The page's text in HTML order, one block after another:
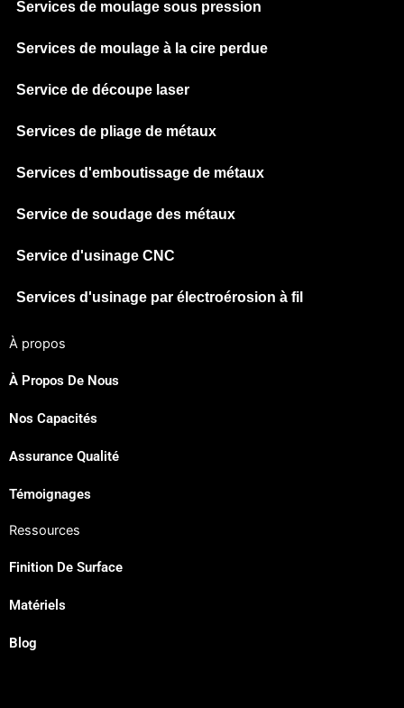
Services de moulage sous pression
Services de moulage à la cire perdue
Service de découpe laser
Services de pliage de métaux
Services d'emboutissage de métaux
Service de soudage des métaux
Service d'usinage CNC
Services d'usinage par électroérosion à fil
À propos
À Propos De Nous
Nos Capacités
Assurance Qualité
Témoignages
Ressources
Finition De Surface
Matériels
Blog